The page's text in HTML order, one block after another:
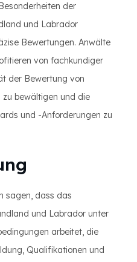
der
und Labrador
Bewertungen. Anwälte
von fachkundiger
der Bewertung von
zu bewältigen und die
und -Anforderungen zu
sagen, dass das
und Labrador unter
arbeitet, die
Qualifikationen und